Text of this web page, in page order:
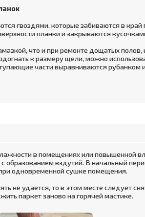
гвоздями, которые забиваются в край
планки и закрываются
что и при ремонте дощатых
к размеру щели, можно
части выравниваются
в помещениях или повышенной
с образованием вздутий. В начальный
одновременной сушке помещения.
не удается, то в этом месте следует
паркет заново на горячей мастике.